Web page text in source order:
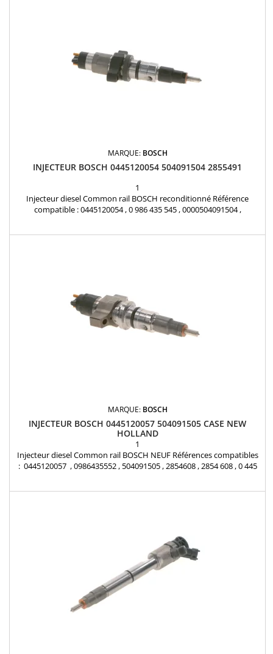
MARQUE: BOSCH
INJECTEUR BOSCH 0445120054 504091504 2855491
1
Injecteur diesel Common rail BOSCH reconditionné Référence
compatible : 0445120054 , 0 986 435 545 , 0000504091504 ,
MARQUE: BOSCH
INJECTEUR BOSCH 0445120057 504091505 CASE NEW
HOLLAND
1
Injecteur diesel Common rail BOSCH NEUF Références compatibles
: 0445120057 , 0986435552 , 504091505 , 2854608 , 2854 608 , 0 445